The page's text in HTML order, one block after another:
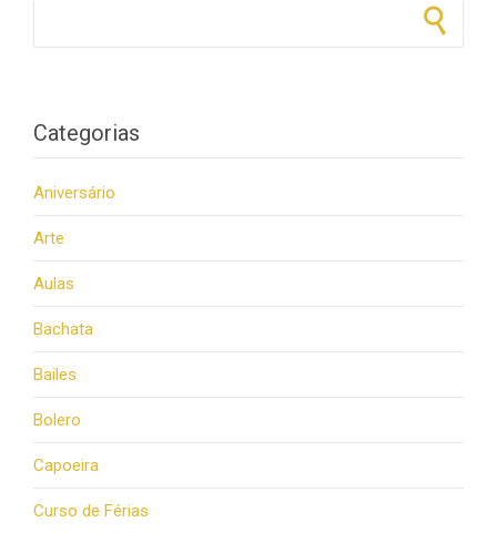
Categorias
Aniversário
Arte
Aulas
Bachata
Bailes
Bolero
Capoeira
Curso de Férias